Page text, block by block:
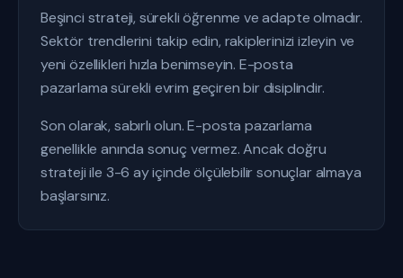
Beşinci strateji, sürekli öğrenme ve adapte olmadır.
Sektör trendlerini takip edin, rakiplerinizi izleyin ve
yeni özellikleri hızla benimseyin. E-posta
pazarlama sürekli evrim geçiren bir disiplindir.
Son olarak, sabırlı olun. E-posta pazarlama
genellikle anında sonuç vermez. Ancak doğru
strateji ile 3-6 ay içinde ölçülebilir sonuçlar almaya
başlarsınız.